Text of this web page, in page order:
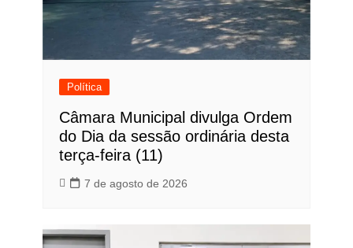
Política
Câmara Municipal divulga Ordem
do Dia da sessão ordinária desta
terça-feira (11)
7 de agosto de 2026